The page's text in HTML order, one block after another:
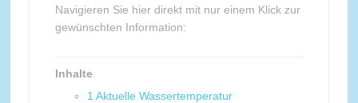
Navigieren Sie hier direkt mit nur einem Klick zur
gewünschten Information:
Inhalte
1 Aktuelle Wassertemperatur